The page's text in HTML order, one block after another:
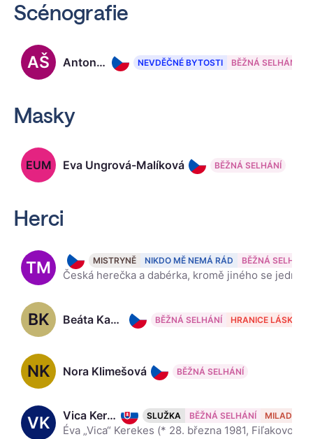
Scénografie
AŠ Antonín Šilar NEVDĚČNÉ BYTOSTI BĚŽNÁ SELHÁNÍ
Masky
EUM Eva Ungrová-Malíková BĚŽNÁ SELHÁNÍ
Herci
TM Taťjana Medvecká, 72
MISTRYNĚ NIKDO MĚ NEMÁ RÁD BĚŽNÁ SELHÁNÍ
BK Beáta Kaňoková, 37 BĚŽNÁ SELHÁNÍ HRANICE LÁSKY
NK Nora Klimešová BĚŽNÁ SELHÁNÍ
VK Vica Kerekes, 45 SLUŽKA BĚŽNÁ SELHÁNÍ MILADA